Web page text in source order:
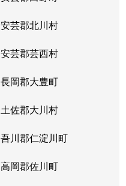
安芸郡北川村
安芸郡芸西村
長岡郡大豊町
土佐郡大川村
吾川郡仁淀川町
高岡郡佐川町